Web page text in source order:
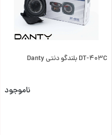
DT-403C بلندگو دنتی Danty
ناموجود